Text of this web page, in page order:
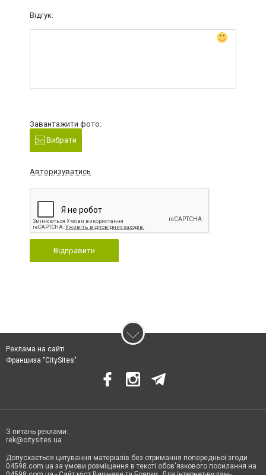
Відгук:
Завантажити фото:
Вибрати
Авторизуватись
Відправити
Реклама на сайті
Франшиза "CitySites"
З питань реклами:
rek@citysites.ua
Допускається цитування матеріалів без отримання попередньої згоди
04598.com.ua за умови розміщення в тексті обов'язкового посилання на